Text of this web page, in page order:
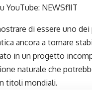
YouTube: NEWSf1IT
di essere uno
ancora a tornare
in un progetto
naturale che
titoli mondiali.